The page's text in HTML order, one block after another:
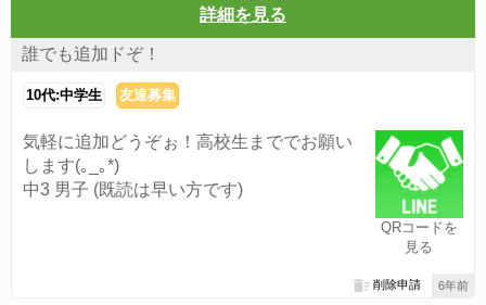
詳細を見る
誰でも追加ドぞ！
10代:中学生 友達募集
QRコードを
見る
気軽に追加どうぞぉ！高校生まででお願い
します(｡_｡*)
中3 男子 (既読は早い方です)
6年前
削除申請